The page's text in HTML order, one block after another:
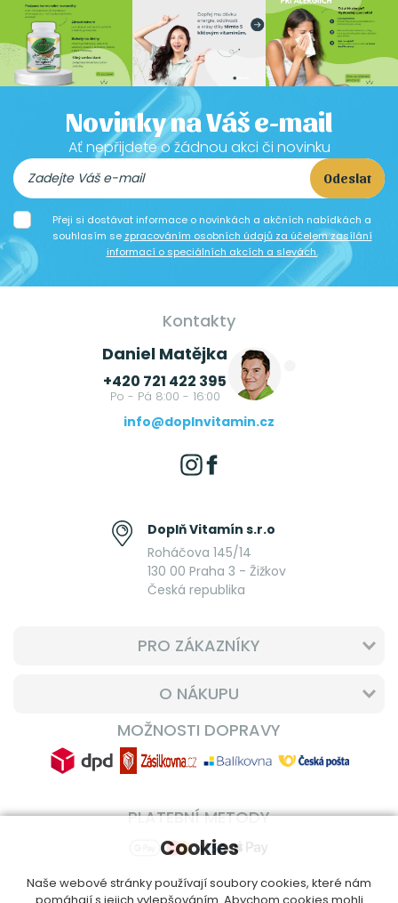
Novinky na Váš e-mail
Ať nepřijdete o žádnou akci či novinku
Odeslat
Přeji si dostávat informace o novinkách a akčních nabídkách a
souhlasím se zpracováním osobních údajů za účelem zasílání
informací o speciálních akcích a slevách.
Kontakty
Daniel Matějka
+420 721 422 395
Po - Pá 8:00 - 16:00
info@doplnvitamin.cz
Doplň Vitamín s.r.o
Roháčova 145/14
130 00 Praha 3 - Žižkov
Česká republika
PRO ZÁKAZNÍKY
O NÁKUPU
MOŽNOSTI DOPRAVY
PLATEBNÍ METODY
Cookies
Naše webové stránky používají soubory cookies, které nám